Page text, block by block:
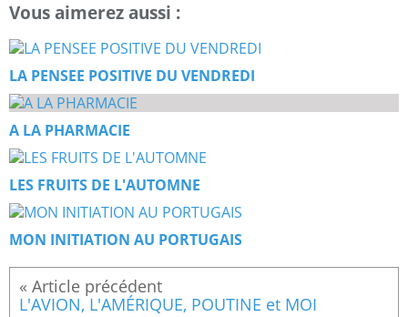
Vous aimerez aussi :
LA PENSEE POSITIVE DU VENDREDI
A LA PHARMACIE
LES FRUITS DE L'AUTOMNE
MON INITIATION AU PORTUGAIS
L'AVION, L'AMÉRIQUE, POUTINE et MOI